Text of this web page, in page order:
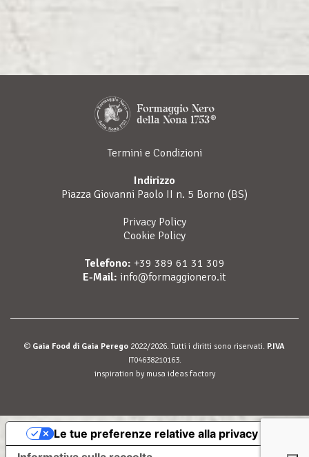
Termini e Condizioni
Indirizzo
Piazza Giovanni Paolo II n. 5 Borno (BS)
Privacy Policy
Cookie Policy
Telefono: +39 389 61 31 309
E-Mail: info@formaggionero.it
© Gaia Food di Gaia Perego 2022/2026. Tutti i diritti sono riservati. P.IVA
IT04638210163.
inspiration by musa ideas factory
Le tue preferenze relative alla privacy